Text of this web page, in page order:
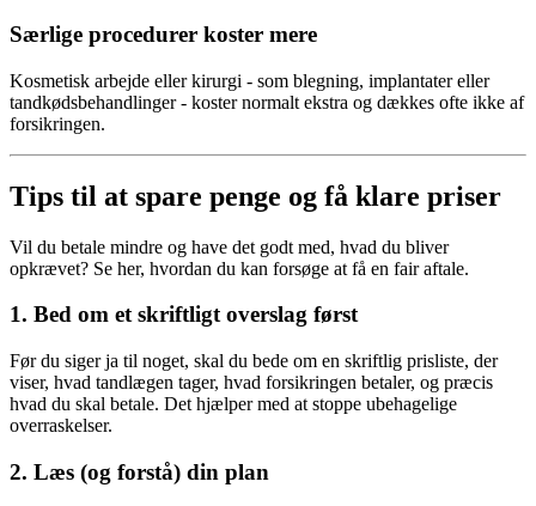
Særlige procedurer koster mere
Kosmetisk arbejde eller kirurgi - som blegning, implantater eller
tandkødsbehandlinger - koster normalt ekstra og dækkes ofte ikke af
forsikringen.
Tips til at spare penge og få klare priser
Vil du betale mindre og have det godt med, hvad du bliver
opkrævet? Se her, hvordan du kan forsøge at få en fair aftale.
1. Bed om et skriftligt overslag først
Før du siger ja til noget, skal du bede om en skriftlig prisliste, der
viser, hvad tandlægen tager, hvad forsikringen betaler, og præcis
hvad du skal betale. Det hjælper med at stoppe ubehagelige
overraskelser.
2. Læs (og forstå) din plan